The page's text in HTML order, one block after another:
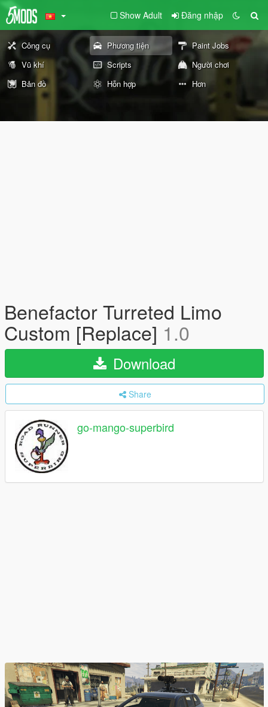
Show Adult Đăng nhập
Công cụ Phương tiện
Paint Jobs
Vũ khí
Scripts
Người chơi
Bản đồ
Hỗn hợp Hơn
Benefactor Turreted Limo
Custom [Replace] 1.0
Download
Share
go-mango-superbird